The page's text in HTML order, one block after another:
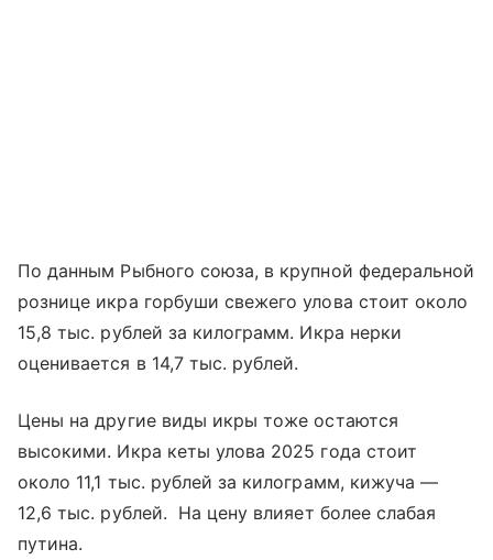
По данным Рыбного союза, в крупной федеральной
рознице икра горбуши свежего улова стоит около
15,8 тыс. рублей за килограмм. Икра нерки
оценивается в 14,7 тыс. рублей.
Цены на другие виды икры тоже остаются
высокими. Икра кеты улова 2025 года стоит
около 11,1 тыс. рублей за килограмм, кижуча —
12,6 тыс. рублей. На цену влияет более слабая
путина.